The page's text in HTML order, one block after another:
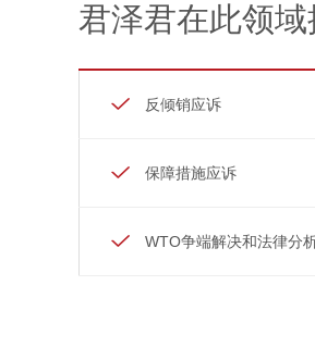
君泽君在此领域
反倾销应诉
保障措施应诉
WTO争端解决和法律分